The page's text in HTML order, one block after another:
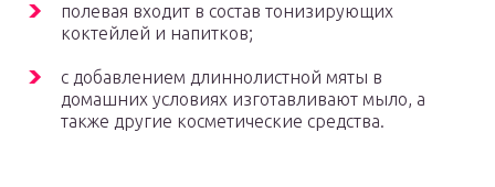
полевая входит в состав тонизирующих
коктейлей и напитков;
с добавлением длиннолистной мяты в
домашних условиях изготавливают мыло, а
также другие косметические средства.